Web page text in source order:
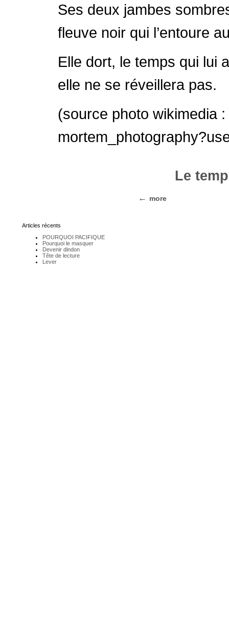
Ses deux jambes
fleuve noir qui l’entoure
Elle dort, le temps qui lui
elle ne se réveillera pas.
(source photo wikimedia
Le
more
Articles récents
POURQUOI PACIFIQUE
Pourquoi le masquer
Devenir dindon
Tête de lecture
Lever